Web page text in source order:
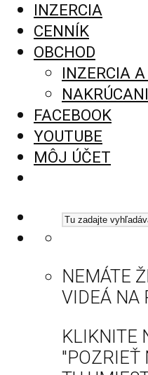
INZERCIA
CENNÍK
OBCHOD
INZERCIA
FACEBOOK
YOUTUBE
MÔJ ÚČET
NEMÁTE
VIDEÁ NA
KLIKNITE
"POZRIEŤ